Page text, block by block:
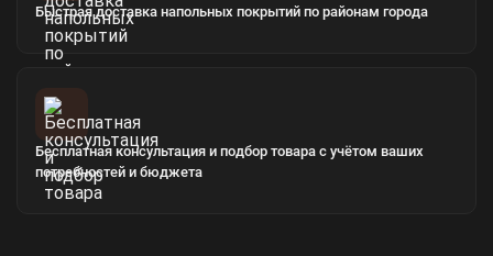
Быстрая доставка напольных покрытий по районам города
Бесплатная консультация и подбор товара с учётом ваших
потребностей и бюджета